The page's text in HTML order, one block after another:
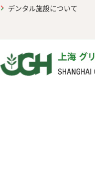
デンタル施設について